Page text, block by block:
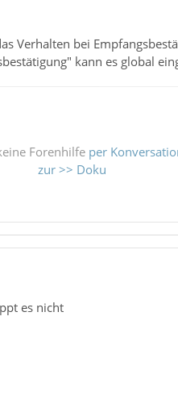
Verhalten bei
kann es global
Forenhilfe per
zur >> Doku
es nicht